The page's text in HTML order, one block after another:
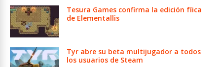
Tesura Games confirma la edición fíica
de Elementallis
Tyr abre su beta multijugador a todos
los usuarios de Steam